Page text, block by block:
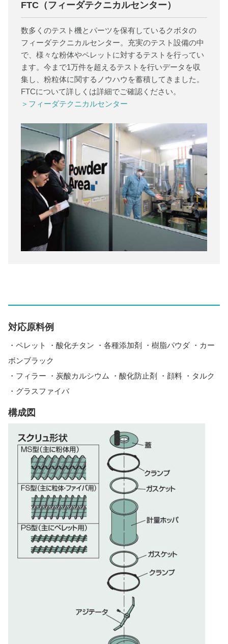
FTC（フィーダテクニカルセンター）
数多くのテスト機とパーツを保有しているクボタの
フィーダテクニカルセンター。充実のテスト設備の中
で、様々な粉体やペレットに対するテストを行ってい
ます。今まで1万件を超えるテストを行いデータを収
集し、粉粒体に関するノウハウを蓄積してきました。
FTCについて詳しくは詳細でご確認ください。
＞フィーダテクニカルセンター
対応原料例
・ペレット ・酸化チタン ・各種添加剤 ・樹脂パウダ ・カー
ボンブラック
・フィラー ・炭酸カルシウム ・酸化防止剤 ・顔料 ・タルク
・グラスファイバ
構成図